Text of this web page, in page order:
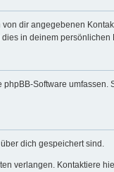
dir angegebenen
in deinem persönlichen
Software
dich gespeichert sind.
verlangen. Kontaktiere